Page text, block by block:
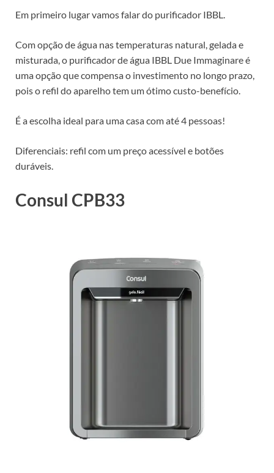
Em primeiro lugar vamos falar do purificador IBBL.
Com opção de água nas temperaturas natural, gelada e
misturada, o purificador de água IBBL Due Immaginare é
uma opção que compensa o investimento no longo prazo,
pois o refil do aparelho tem um ótimo custo-benefício.
É a escolha ideal para uma casa com até 4 pessoas!
Diferenciais: refil com um preço acessível e botões
duráveis.
Consul CPB33